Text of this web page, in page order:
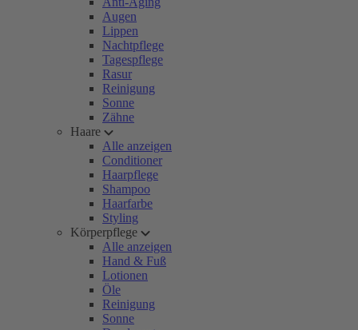
Augen
Lippen
Nachtpflege
Tagespflege
Rasur
Reinigung
Sonne
Zähne
Haare
Alle anzeigen
Conditioner
Haarpflege
Shampoo
Haarfarbe
Styling
Körperpflege
Alle anzeigen
Hand & Fuß
Lotionen
Öle
Reinigung
Sonne